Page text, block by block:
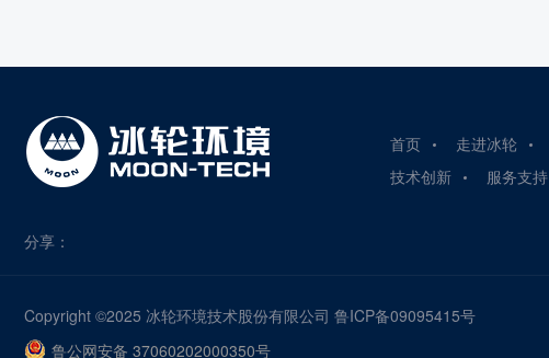
分享：
首页 走进冰轮
技术创新
服务支持
Copyright ©2025 冰轮环境技术股份有限公司 鲁ICP备09095415号
鲁公网安备 37060202000350号